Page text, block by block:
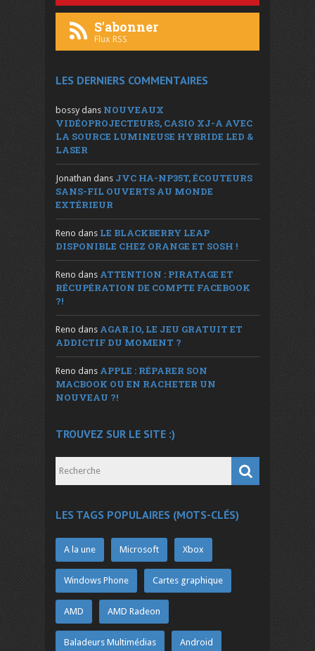
S'abonner
Flux RSS
LES DERNIERS COMMENTAIRES
bossy dans NOUVEAUX
VIDÉOPROJECTEURS, CASIO XJ-A AVEC
LA SOURCE LUMINEUSE HYBRIDE LED &
LASER
Jonathan dans JVC HA-NP35T, ÉCOUTEURS
SANS-FIL OUVERTS AU MONDE
EXTÉRIEUR
Reno dans LE BLACKBERRY LEAP
DISPONIBLE CHEZ ORANGE ET SOSH !
Reno dans ATTENTION : PIRATAGE ET
RÉCUPÉRATION DE COMPTE FACEBOOK
?!
Reno dans AGAR.IO, LE JEU GRATUIT ET
ADDICTIF DU MOMENT ?
Reno dans APPLE : RÉPARER SON
MACBOOK OU EN RACHETER UN
NOUVEAU ?!
TROUVEZ SUR LE SITE :)
LES TAGS POPULAIRES (MOTS-CLÉS)
A la une Microsoft Xbox
Windows Phone Cartes graphique
AMD AMD Radeon
Baladeurs Multimédias Android